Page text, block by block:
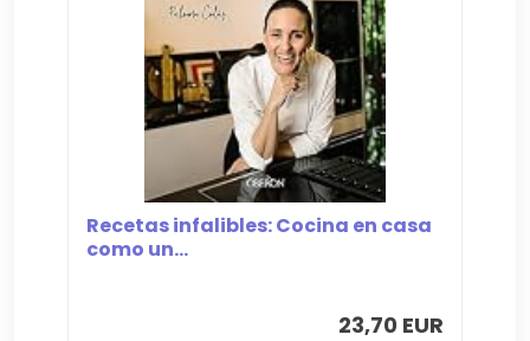
Recetas infalibles: Cocina en casa
como un...
23,70 EUR